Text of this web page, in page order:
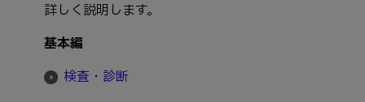
詳しく説明します。
基本編
検査・診断